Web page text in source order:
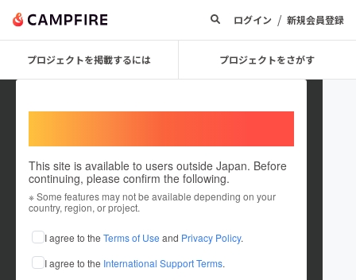
ログイン / 新規会員登録
プロジェクトを掲載するには プロジェクトをさがす
This site is available to users outside Japan. Before
continuing, please confirm the following.
※ Some features may not be available depending on your
country, region, or project.
I agree to the Terms of Use and Privacy Policy.
I agree to the International Support Terms.
NerimaArxJrBaseballClub
これまでに1件のプロジェクトを投稿しています
在住国：日本 現在地：東京都